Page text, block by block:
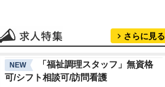
さらに見る
NEW
「福祉調理スタッフ」無資格
可/シフト相談可/訪問看護